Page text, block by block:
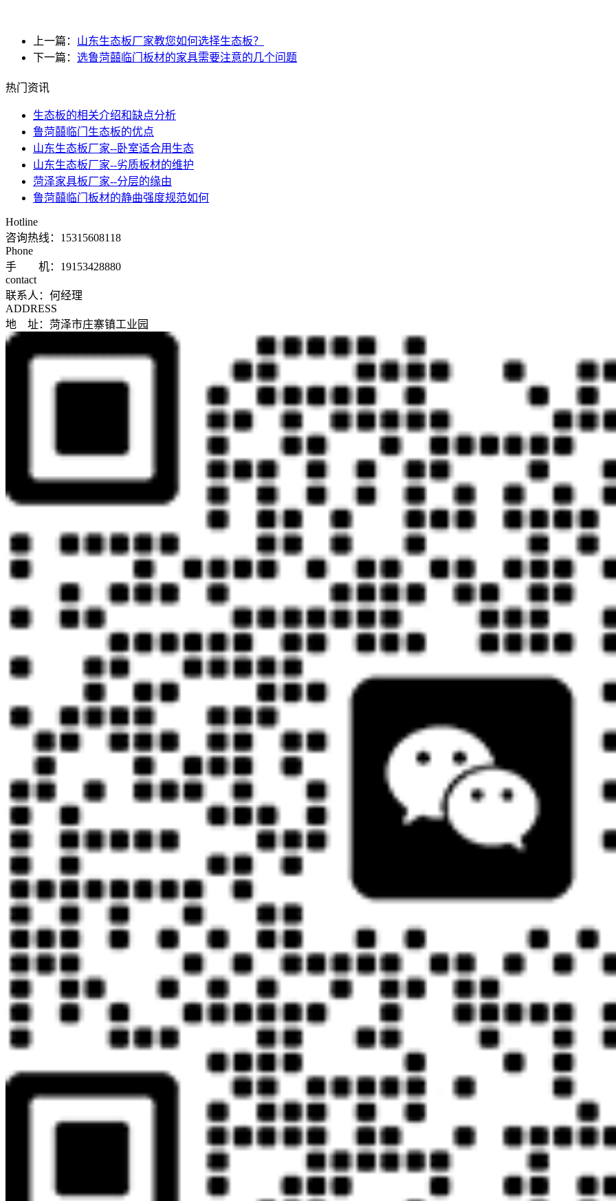
上一篇： 山东生态板厂家教您如何选择生态板？
下一篇： 选鲁菏囍临门板材的家具需要注意的几个问题
热门资讯
​生态板的相关介绍和缺点分析
鲁菏囍临门生态板的优点
山东生态板厂家--卧室适合用生态
山东生态板厂家--劣质板材的维护
菏泽家具板厂家--分层的缘由
鲁菏囍临门板材的静曲强度规范如何
Hotline
咨询热线： 15315608118
Phone
手 机：19153428880
contact
联系人：何经理
ADDRESS
地 址：菏泽市庄寨镇工业园